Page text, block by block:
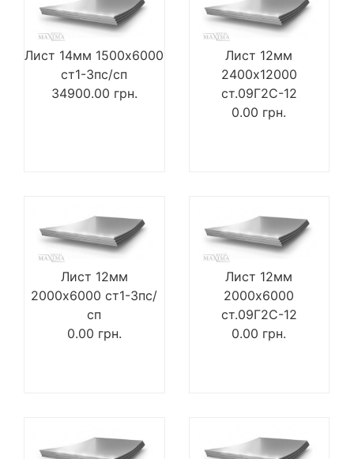
Лист 14мм 1500х6000
ст1-3пс/сп
34900.00 грн.
Лист 12мм
2400х12000
ст.09Г2С-12
0.00 грн.
Лист 12мм
2000х6000 ст1-3пс/
сп
0.00 грн.
Лист 12мм
2000х6000
ст.09Г2С-12
0.00 грн.